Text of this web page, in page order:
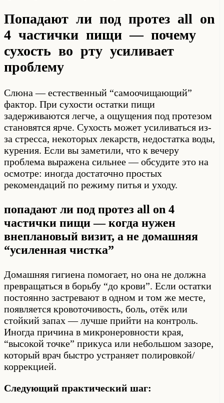
Попадают ли под протез all on
4 частички пищи — почему
сухость во рту усиливает
проблему
Слюна — естественный “самоочищающий”
фактор. При сухости остатки пищи
задерживаются легче, а ощущения под протезом
становятся ярче. Сухость может усиливаться из-
за стресса, некоторых лекарств, недостатка воды,
курения. Если вы заметили, что к вечеру
проблема выражена сильнее — обсудите это на
осмотре: иногда достаточно простых
рекомендаций по режиму питья и уходу.
попадают ли под протез all on 4
частички пищи — когда нужен
внеплановый визит, а не домашняя
“усиленная чистка”
Домашняя гигиена помогает, но она не должна
превращаться в борьбу “до крови”. Если остатки
постоянно застревают в одном и том же месте,
появляется кровоточивость, боль, отёк или
стойкий запах — лучше прийти на контроль.
Иногда причина в микронеровности края,
“высокой точке” прикуса или небольшом зазоре,
который врач быстро устраняет полировкой/
коррекцией.
Следующий практический шаг: